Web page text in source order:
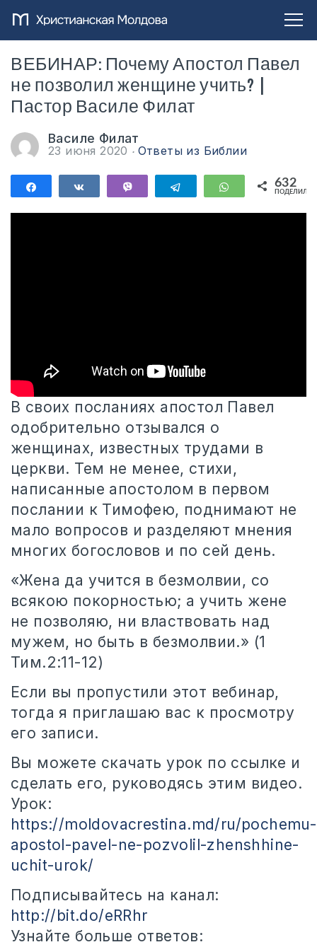
ВЕБИНАР: Почему Апостол Павел
не позволил женщине учить? |
Пастор Василе Филат
Василе Филат
23 июня 2020 Ответы из Библии
ПоделитьсяПоделиться Telegram WhatsApp
632
В своих посланиях апостол Павел
одобрительно отзывался о
женщинах, известных трудами в
церкви. Тем не менее, стихи,
написанные апостолом в первом
послании к Тимофею, поднимают не
мало вопросов и разделяют мнения
многих богословов и по сей день.
«Жена да учится в безмолвии, со
всякою покорностью; а учить жене
не позволяю, ни властвовать над
мужем, но быть в безмолвии.» (1
Тим.2:11-12)
Если вы пропустили этот вебинар,
тогда я приглашаю вас к просмотру
его записи.
Вы можете скачать урок по ссылке и
сделать его, руководясь этим видео.
Урок:
https://moldovacrestina.md/ru/pochemu-
apostol-pavel-ne-pozvolil-zhenshhine-
uchit-urok/
Подписывайтесь на канал:
http://bit.do/eRRhr
Узнайте больше ответов: